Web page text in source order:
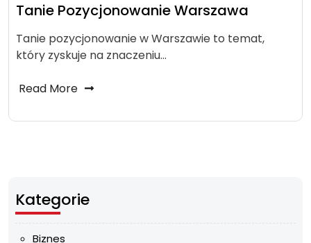
Tanie Pozycjonowanie Warszawa
Tanie pozycjonowanie w Warszawie to temat,
który zyskuje na znaczeniu…
Read More
Kategorie
Biznes